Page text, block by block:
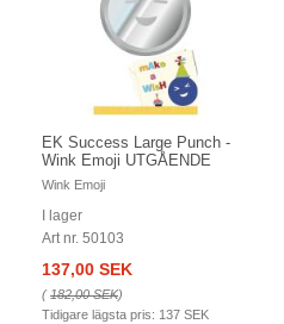
EK Success Large Punch -
Wink Emoji UTGÅENDE
Wink Emoji
I lager
Art nr. 50103
137,00 SEK
(182,00 SEK)
Tidigare lägsta pris: 137 SEK